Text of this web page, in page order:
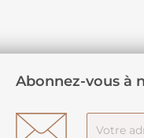
Abonnez-vous à